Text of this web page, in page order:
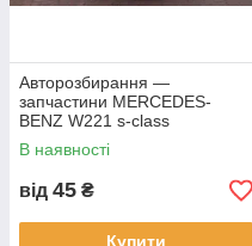
Авторозбирання —
запчастини MERCEDES-
BENZ W221 s-class
В наявності
від 45 ₴
Купити